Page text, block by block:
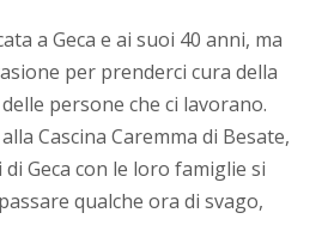
a Geca e ai suoi 40 anni, ma
per prenderci cura della
persone che ci lavorano.
Cascina Caremma di Besate,
Geca con le loro famiglie si
qualche ora di svago,